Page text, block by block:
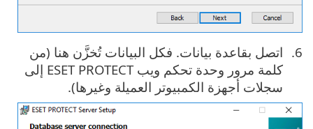
اتصل بقاعدة بيانات. فكل البيانات تُخزَّن هنا (من
كلمة مرور وحدة تحكم ويب ‎ESET PROTECT إلى
سجلات أجهزة الكمبيوتر العميلة وغيرها).